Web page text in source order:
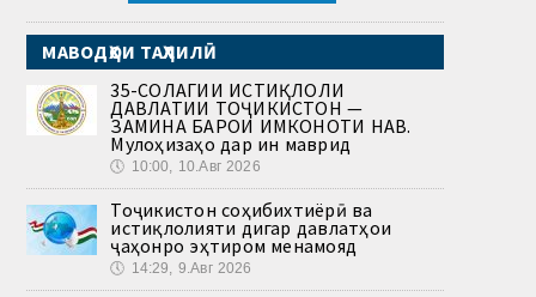
МАВОДҲОИ ТАҲЛИЛӢ
35-СОЛАГИИ ИСТИҚЛОЛИ
ДАВЛАТИИ ТОҶИКИСТОН —
ЗАМИНА БАРОИ ИМКОНОТИ НАВ.
Мулоҳизаҳо дар ин маврид
🕔 10:00, 10.Авг 2026
Тоҷикистон соҳибихтиёрӣ ва
истиқлолияти дигар давлатҳои
ҷаҳонро эҳтиром менамояд
🕔 14:29, 9.Авг 2026